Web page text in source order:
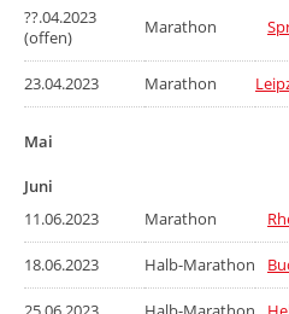
??.04.2023
(offen)
Marathon
23.04.2023 Marathon
Mai
Juni
11.06.2023
Marathon
18.06.2023 Halb-Marathon